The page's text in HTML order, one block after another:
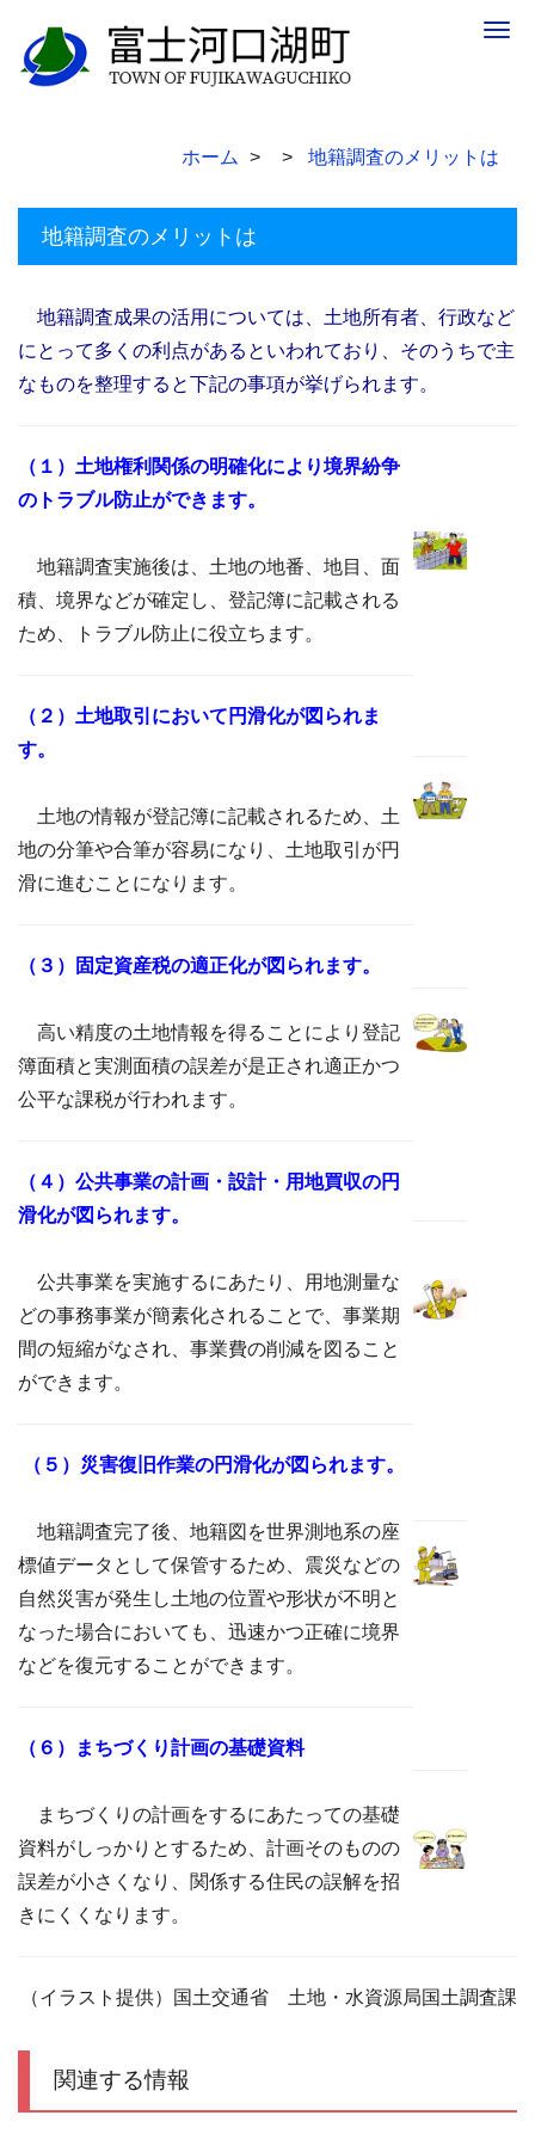
ホーム 地籍調査のメリットは
地籍調査のメリットは
地籍調査成果の活用については、土地所有者、行政など
にとって多くの利点があるといわれており、そのうちで主
なものを整理すると下記の事項が挙げられます。
（１）土地権利関係の明確化により境界紛争
のトラブル防止ができます。
地籍調査実施後は、土地の地番、地目、面
積、境界などが確定し、登記簿に記載される
ため、トラブル防止に役立ちます。
（２）土地取引において円滑化が図られま
す。
土地の情報が登記簿に記載されるため、土
地の分筆や合筆が容易になり、土地取引が円
滑に進むことになります。
（３）固定資産税の適正化が図られます。
高い精度の土地情報を得ることにより登記
簿面積と実測面積の誤差が是正され適正かつ
公平な課税が行われます。
（４）公共事業の計画・設計・用地買収の円
滑化が図られます。
公共事業を実施するにあたり、用地測量な
どの事務事業が簡素化されることで、事業期
間の短縮がなされ、事業費の削減を図ること
ができます。
（５）災害復旧作業の円滑化が図られます。
地籍調査完了後、地籍図を世界測地系の座
標値データとして保管するため、震災などの
自然災害が発生し土地の位置や形状が不明と
なった場合においても、迅速かつ正確に境界
などを復元することができます。
（６）まちづくり計画の基礎資料
まちづくりの計画をするにあたっての基礎
資料がしっかりとするため、計画そのものの
誤差が小さくなり、関係する住民の誤解を招
きにくくなります。
（イラスト提供）国土交通省 土地・水資源局国土調査課
関連する情報